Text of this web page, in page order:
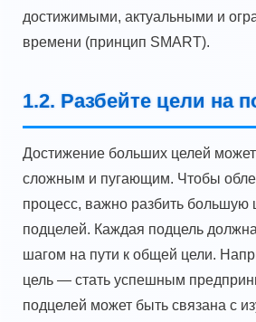
достижимыми, актуальными и
времени (принцип SMART).
1.2. Разбейте цели на
Достижение больших целей может
сложным и пугающим. Чтобы
процесс, важно разбить большую
подцелей. Каждая подцель
шагом на пути к общей цели.
цель — стать успешным
подцелей может быть связана с